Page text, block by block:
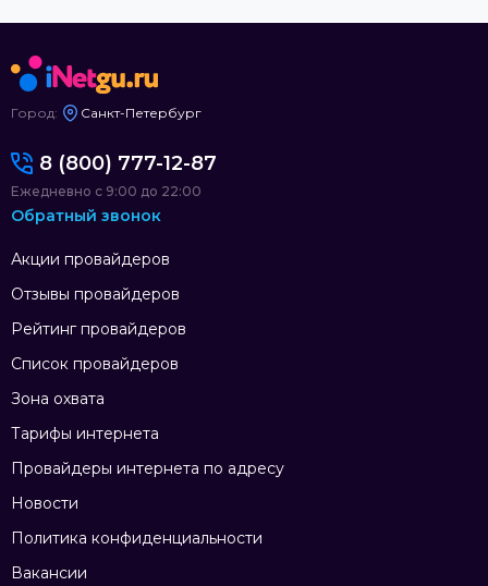
Город: Санкт-Петербург
Акции провайдеров
Отзывы провайдеров
Рейтинг провайдеров
Список провайдеров
Зона охвата
Тарифы интернета
Провайдеры интернета по адресу
Новости
Политика конфиденциальности
Вакансии
8 (800) 777-12-87
Ежедневно с 9:00 до 22:00
Обратный звонок